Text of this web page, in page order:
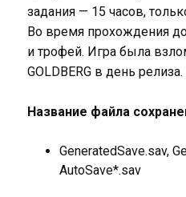
задания — 15 часов,
Во время прохождения
и трофей. Игра была
GOLDBERG в день релиза.
Название файла
GeneratedSave.sav,
AutoSave*.sav